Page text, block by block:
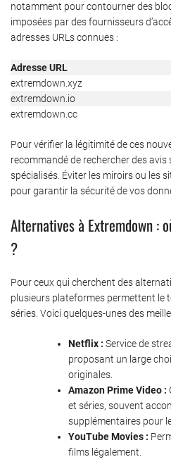
notamment pour contourner des
imposées par des fournisseurs
adresses URLs connues :
Adresse URL
extremdown.xyz
extremdown.io
extremdown.cc
Pour vérifier la légitimité de ces
recommandé de rechercher des
spécialisés. Éviter les miroirs ou les
pour garantir la sécurité de vos
Alternatives à Extremdown :
?
Pour ceux qui cherchent des
plusieurs plateformes permettent le
séries. Voici quelques-unes des
Netflix : Service de
proposant un large
originales.
Amazon Prime Video :
et séries, souvent
supplémentaires pour
YouTube Movies :
films légalement.